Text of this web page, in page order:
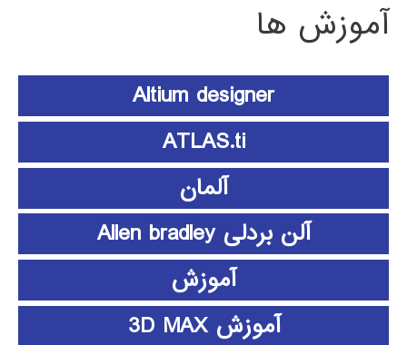
آموزش ها
Altium designer
ATLAS.ti
آلمان
آلن بردلی Allen bradley
آموزش
آموزش 3D MAX